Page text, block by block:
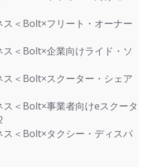
＜Bolt×フリート・オーナー
＜Bolt×企業向けライド・ソ
＜Bolt×スクーター・シェア
＜Bolt×事業者向けeスクータ
＜Bolt×タクシー・ディスパ